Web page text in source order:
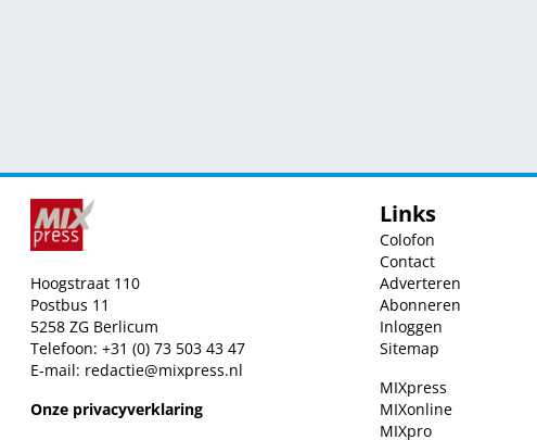
Hoogstraat 110
Postbus 11
5258 ZG Berlicum
Telefoon: +31 (0) 73 503 43 47
E-mail: redactie@mixpress.nl
Onze privacyverklaring
Links
Colofon
Contact
Adverteren
Abonneren
Inloggen
Sitemap
MIXpress
MIXonline
MIXpro